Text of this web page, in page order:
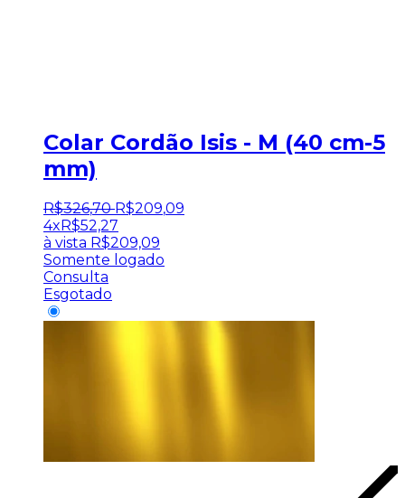
Colar Cordão Isis - M (40 cm-5
mm)
R$326,70 R$209,09
4x R$52,27
à vista R$209,09
Somente logado
Consulta
Esgotado